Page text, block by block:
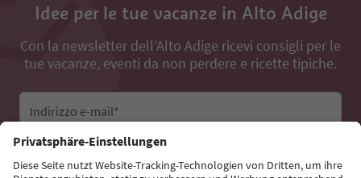
Idee per le tue vacanze in Alto Adige
Con la newsletter dell’Alto Adige ricevi consigli per le
tue vacanze, eventi da non perdere e ricette tipiche.
Indirizzo e-mail*
Iscriviti alla newsletter